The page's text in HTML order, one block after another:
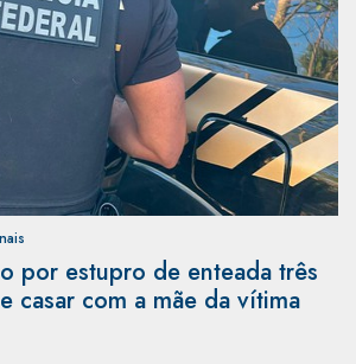
por estupro de enteada três
casar com a mãe da vítima